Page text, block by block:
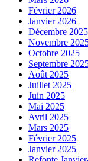
Février 2026
Janvier 2026
Décembre 2025
Novembre
Octobre 2025
Septembre
Août 2025
Juillet 2025
Juin 2025
Mai 2025
Avril 2025
Mars 2025
Février 2025
Janvier 2025